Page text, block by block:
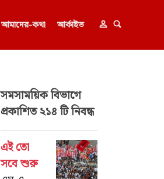
আমাদের-কথা আর্কাইভ
সমসাময়িকবিভাগে
প্রকাশিত ২১৪ টি নিবন্ধ
এই তো
সবে শুরু